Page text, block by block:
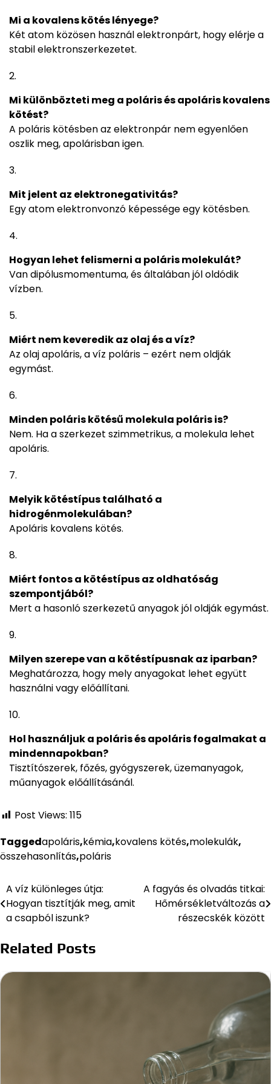
Mi a kovalens kötés lényege?
Két atom közösen használ elektronpárt, hogy elérje a
stabil elektronszerkezetet.
Mi különbözteti meg a poláris és apoláris kovalens
kötést?
A poláris kötésben az elektronpár nem egyenlően
oszlik meg, apolárisban igen.
Mit jelent az elektronegativitás?
Egy atom elektronvonzó képessége egy kötésben.
Hogyan lehet felismerni a poláris molekulát?
Van dipólusmomentuma, és általában jól oldódik
vízben.
Miért nem keveredik az olaj és a víz?
Az olaj apoláris, a víz poláris – ezért nem oldják
egymást.
Minden poláris kötésű molekula poláris is?
Nem. Ha a szerkezet szimmetrikus, a molekula lehet
apoláris.
Melyik kötéstípus található a
hidrogénmolekulában?
Apoláris kovalens kötés.
Miért fontos a kötéstípus az oldhatóság
szempontjából?
Mert a hasonló szerkezetű anyagok jól oldják egymást.
Milyen szerepe van a kötéstípusnak az iparban?
Meghatározza, hogy mely anyagokat lehet együtt
használni vagy előállítani.
Hol használjuk a poláris és apoláris fogalmakat a
mindennapokban?
Tisztítószerek, főzés, gyógyszerek, üzemanyagok,
műanyagok előállításánál.
Post Views: 115
Taggedapoláris,kémia,kovalens kötés,molekulák,
összehasonlítás,poláris
Bejegyzés
navigáció
A víz különleges útja:
Hogyan tisztítják meg, amit
a csapból iszunk?
A fagyás és olvadás titkai:
Hőmérsékletváltozás a
részecskék között
Related Posts